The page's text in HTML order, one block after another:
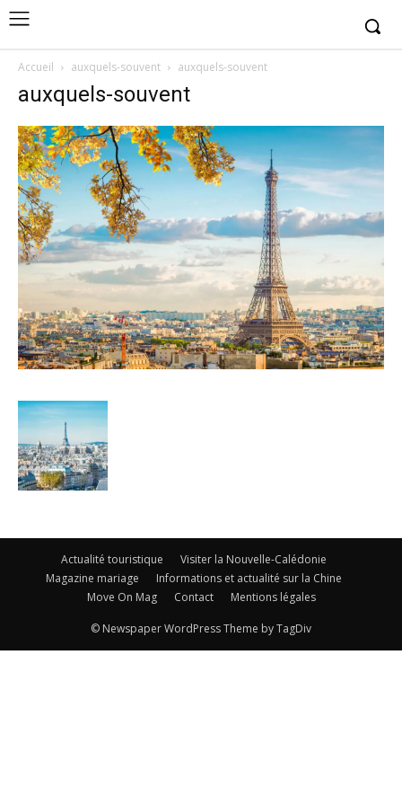
Accueil auxquels-souvent auxquels-souvent
auxquels-souvent
Actualité touristique
Visiter la Nouvelle-Calédonie
Magazine mariage
Informations et actualité sur la Chine
Move On Mag
Contact Mentions légales
© Newspaper WordPress Theme by TagDiv